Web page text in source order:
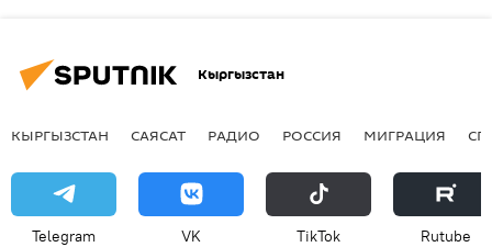
Кыргызстан
КЫРГЫЗСТАН САЯСАТ РАДИО РОССИЯ МИГРАЦИЯ
Telegram VK ТikТоk Rutube